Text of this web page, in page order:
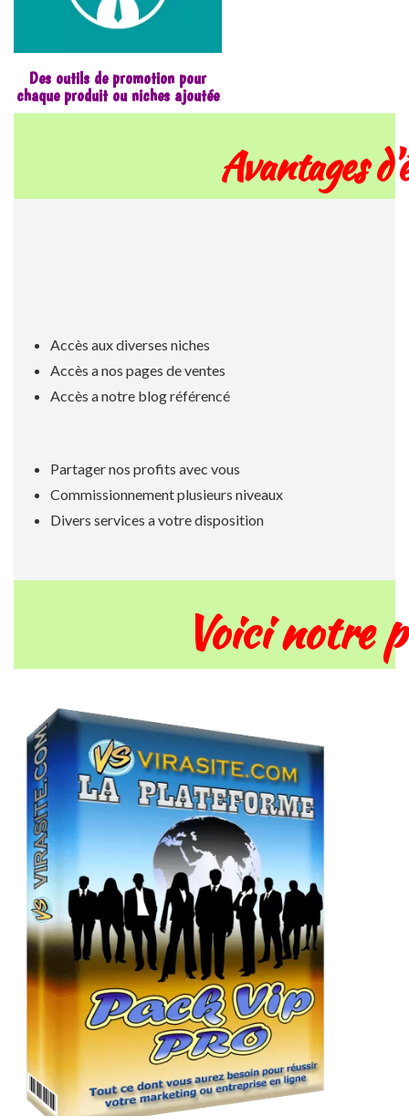
Des outils de promotion pour
chaque produit ou niches ajoutée
Avantages
Accès aux diverses niches
Accès a nos pages de ventes
Accès a notre blog référencé
Partager nos profits avec vous
Commissionnement plusieurs niveaux
Divers services a votre disposition
Voici notre